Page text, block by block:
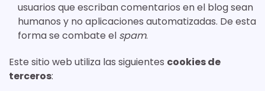
usuarios que escriban comentarios en el blog sean
humanos y no aplicaciones automatizadas. De esta
forma se combate el spam.
Este sitio web utiliza las siguientes cookies de
terceros: